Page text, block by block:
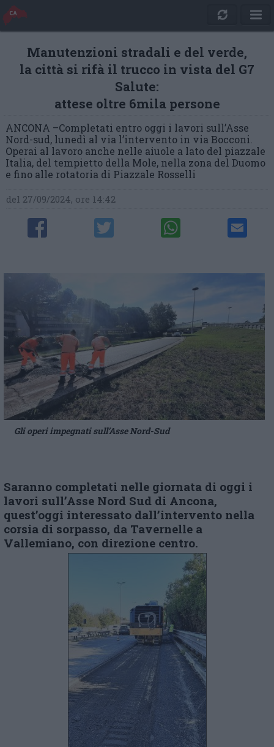
Manutenzioni stradali e del verde,
la città si rifà il trucco in vista del G7
Salute:
attese oltre 6mila persone
ANCONA –Completati entro oggi i lavori sull’Asse
Nord-sud, lunedì al via l’intervento in via Bocconi.
Operai al lavoro anche nelle aiuole a lato del piazzale
Italia, del tempietto della Mole, nella zona del Duomo
e fino alle rotatoria di Piazzale Rosselli
del 27/09/2024, ore 14:42
Gli operi impegnati sull’Asse Nord-Sud
Saranno completati nelle giornata di oggi i
lavori sull’Asse Nord Sud di Ancona,
quest’oggi interessato dall’intervento nella
corsia di sorpasso, da Tavernelle a
Vallemiano, con direzione centro.